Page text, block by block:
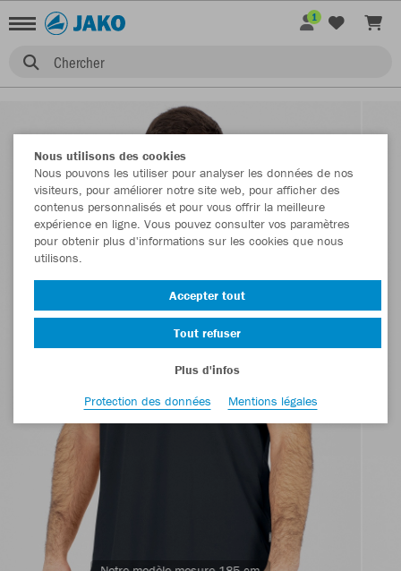
Chercher
1
Nous utilisons des cookies
Nous pouvons les utiliser pour analyser les données de nos
visiteurs, pour améliorer notre site web, pour afficher des
contenus personnalisés et pour vous offrir la meilleure
expérience en ligne. Vous pouvez consulter vos paramètres
pour obtenir plus d'informations sur les cookies que nous
utilisons.
Accepter tout
Tout refuser
Plus d'infos
Protection des données
Mentions légales